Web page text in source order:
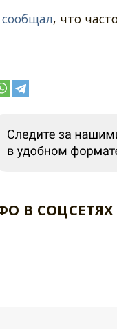
сообщал, что
В СОЦСЕТЯХ